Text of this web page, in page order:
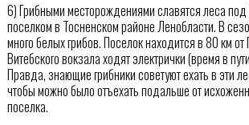
6) Грибными месторождениями славятся леса
поселком в Тосненском районе Ленобласти. В
много белых грибов. Поселок находится в 80 км от
Витебского вокзала ходят электрички (время в
Правда, знающие грибники советуют ехать в эти
чтобы можно было отъехать подальше от
поселка.